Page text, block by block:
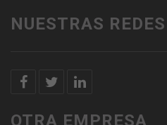
NUESTRAS
OTRA EMPRESA